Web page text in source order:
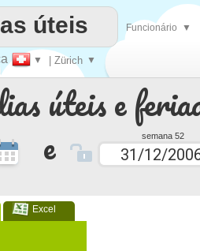
úteis e
e semana 52
Excel
▼ | Zürich ▼
úteis Funcionário ▼